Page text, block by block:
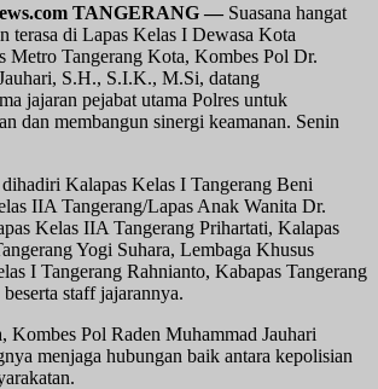
TANGERANG — Suasana hangat
terasa di Lapas Kelas I Dewasa Kota
Metro Tangerang Kota, Kombes Pol Dr.
S.H., S.I.K., M.Si, datang
jajaran pejabat utama Polres untuk
dan membangun sinergi keamanan. Senin
Kalapas Kelas I Tangerang Beni
IIA Tangerang/Lapas Anak Wanita Dr.
Kelas IIA Tangerang Prihartati, Kalapas
Yogi Suhara, Lembaga Khusus
I Tangerang Rahnianto, Kabapas Tangerang
staff jajarannya.
Kombes Pol Raden Muhammad Jauhari
menjaga hubungan baik antara kepolisian